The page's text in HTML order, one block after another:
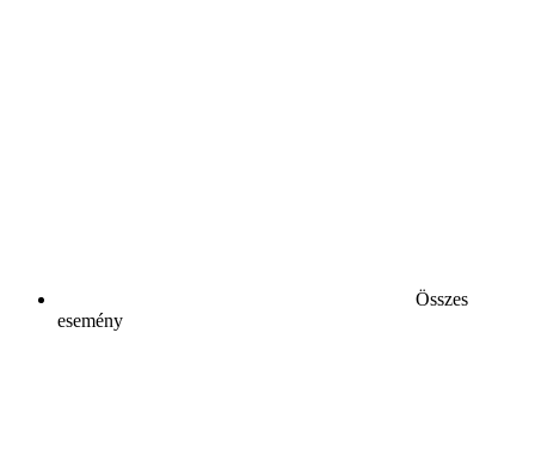
Összes
esemény